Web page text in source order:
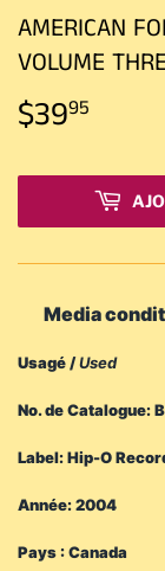
AMERICAN
VOLUME
$3995
Media
Usagé /Used
No. de Catalogue:
Label: Hip-O
Année: 2004
Pays : Canada